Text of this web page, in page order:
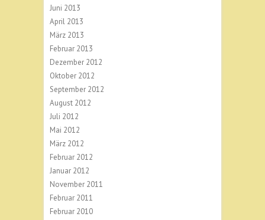
Juni 2013
April 2013
März 2013
Februar 2013
Dezember 2012
Oktober 2012
September 2012
August 2012
Juli 2012
Mai 2012
März 2012
Februar 2012
Januar 2012
November 2011
Februar 2011
Februar 2010